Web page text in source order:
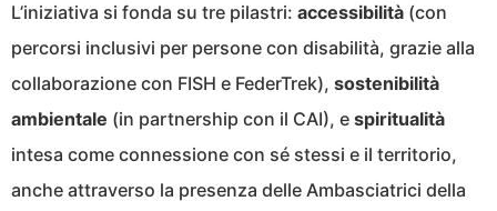
L’iniziativa si fonda su tre pilastri: accessibilità (con
percorsi inclusivi per persone con disabilità, grazie alla
collaborazione con FISH e FederTrek), sostenibilità
ambientale (in partnership con il CAI), e spiritualità
intesa come connessione con sé stessi e il territorio,
anche attraverso la presenza delle Ambasciatrici della